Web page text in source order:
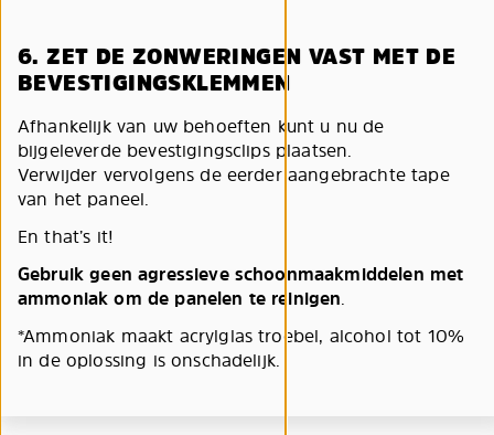
6. ZET DE ZONWERINGEN VAST MET DE
BEVESTIGINGSKLEMMEN
Afhankelijk van uw behoeften kunt u nu de
bijgeleverde bevestigingsclips plaatsen.
Verwijder vervolgens de eerder aangebrachte tape
van het paneel.
En that’s it!
Gebruik geen agressieve schoonmaakmiddelen met
ammoniak om de panelen te reinigen.
*Ammoniak maakt acrylglas troebel, alcohol tot 10%
in de oplossing is onschadelijk.